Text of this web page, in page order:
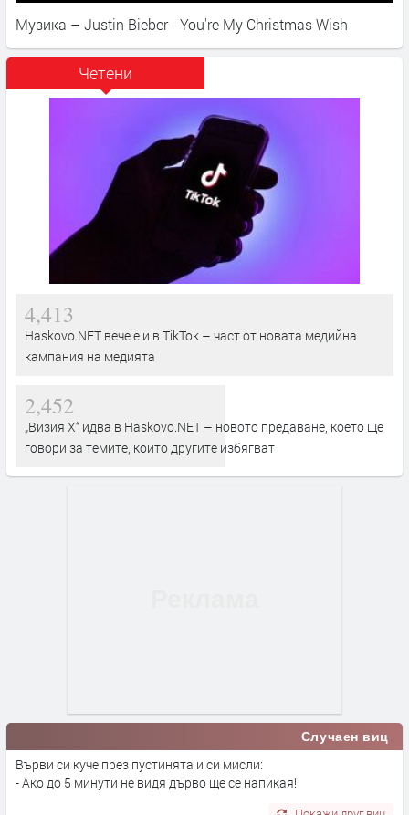
Музика – Justin Bieber - You're My Christmas Wish
Четени
4,413
Haskovo.NET вече е и в TikTok – част от новата медийна
кампания на медията
2,452
„Визия Х“ идва в Haskovo.NET – новото предаване, което ще
говори за темите, които другите избягват
Случаен виц
Върви си куче през пустинята и си мисли:
- Ако до 5 минути не видя дърво ще се напикая!